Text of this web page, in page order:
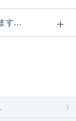
のような求人
い。
す…